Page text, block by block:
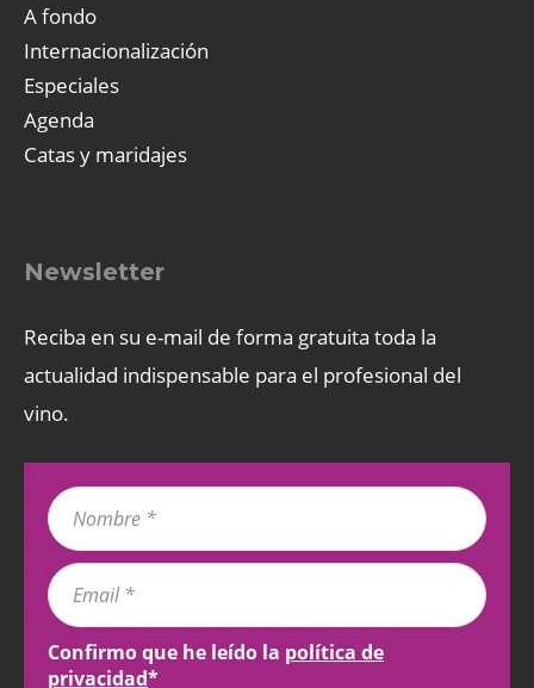
A fondo
Internacionalización
Especiales
Agenda
Catas y maridajes
Newsletter
Reciba en su e-mail de forma gratuita toda la
actualidad indispensable para el profesional del
vino.
Confirmo que he leído la política de
privacidad*